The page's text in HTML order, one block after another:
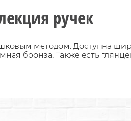
ручек
методом. Доступна
бронза. Также есть